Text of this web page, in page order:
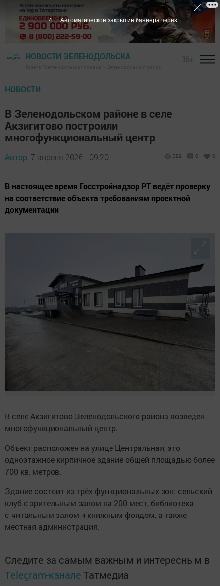
НОВОСТИ ЗЕЛЕНОДОЛЬСКА
НОВОСТИ
В Зеленодольском районе в селе
Акзигитово построили
многофункциональный центр
Автор, 7 апреля 2026 - 09:20 389 0 0
В настоящее время Госстройнадзор РТ ведёт проверку
на соответствие объекта требованиям проектной
документации
В селе Акзигитово Зеленодольского района возведен
многофункциональный центр.
Объект расположен на улице Центральная, это
одноэтажное кирпичное здание общей площадью более
700 кв. метров.
Здание состоит из трёх функциональных зон: сельский
клуб с зрительным залом на 200 мест, библиотека
с читальным залом и книжным фондом, а также
местная администрация.
Следите за самым важным и интересным в
Telegram-канале Татмедиа
3 Автоматическое закрытие баннера через